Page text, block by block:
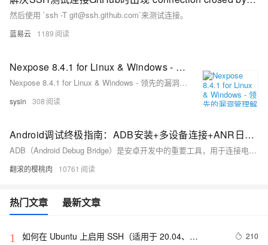
然后使用 `ssh -T git@ssh.github.com`来测试连接。
蓝易云 1189
Nexpose 8.4.1 for Linux & Windows - 领先的漏洞管理解决方案
Nexpose 8.4.1 for Linux & Windows - 领先的漏洞管理解决方案
sysin 308
Android调试终极指南：ADB安装+多设备连接+ANR日志抓取全流程解析，覆盖环境变量配置/多设备调试/ANR日志分析全流程，附Win/Mac/Linux三平台解决方案
ADB（Android Debug Bridge）是安卓开发中的重要工具，用于连接电脑与安卓设备，实现文件传输、应用管理、日志抓取等功能。本文介绍了 ADB 的基本概念、安装配置及常用命令。包括：1) 基本命令如 `adb version` 和 `adb devices`；2) 权限操作如 `adb root` 和 `adb shell`；3) APK 操作如安装、卸载应用；4) 文件传输如 `adb push` 和 `adb pull`；5) 日志记录如 `adb logcat`；6) 系统信息获取如屏幕截图和录屏。通过这些功能，用户可高效调试和管理安卓设备。
翻滚的樱桃肉 10761
热门文章 最新文章
1
如何在 Ubuntu 上启用 SSH（适用于 20.04、
210